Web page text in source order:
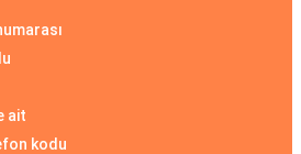
ait
kodu